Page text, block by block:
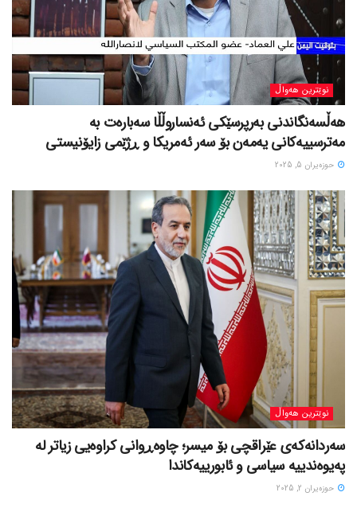
نوێترین هەواڵ
هەڵسەنگاندنی بەرپرسێکی ئەنساروڵڵا سەبارەت بە
مەترسییەکانی یەمەن بۆ سەر ئەمریکا و ڕژێمی زایۆنیستی
حوزه‌یران 5, 2025
نوێترین هەواڵ
سەردانەکەی عێراقچی بۆ میسر؛ چاوەڕوانی کراوەیی زیاتر لە
پەیوەندییە سیاسی و ئابورییەکاندا
حوزه‌یران 2, 2025